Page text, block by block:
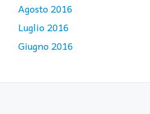
Agosto 2016
Luglio 2016
Giugno 2016